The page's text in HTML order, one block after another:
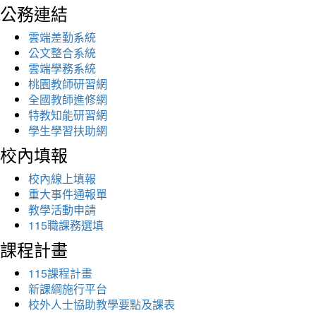
公務連結
雲端差勤系統
公文整合系統
雲端學務系統
桃園教師研習網
全國教師進修網
特教知能研習網
學生學習扶助網
校內填報
校內線上填報
重大事件通報單
教學活動申請
115職課務選填
課程計畫
115課程計畫
新課綱施行平台
校外人士協助教學要點及課表